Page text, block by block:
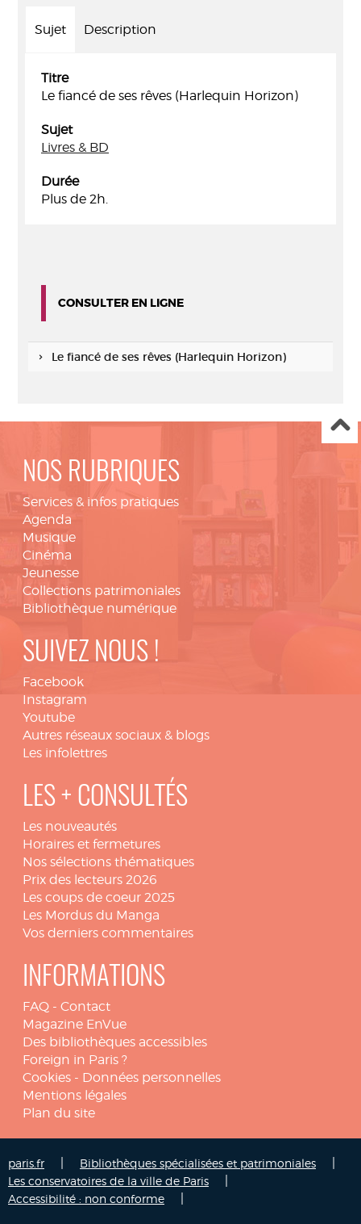
Sujet Description
Titre
Le fiancé de ses rêves (Harlequin Horizon)
Sujet
Livres & BD
Durée
Plus de 2h.
CONSULTER EN LIGNE
Le fiancé de ses rêves (Harlequin Horizon)
NOS RUBRIQUES
Services & infos pratiques
Agenda
Musique
Cinéma
Jeunesse
Collections patrimoniales
Bibliothèque numérique
SUIVEZ NOUS !
Facebook
Instagram
Youtube
Autres réseaux sociaux & blogs
Les infolettres
LES + CONSULTÉS
Les nouveautés
Horaires et fermetures
Nos sélections thématiques
Prix des lecteurs 2026
Les coups de coeur 2025
Les Mordus du Manga
Vos derniers commentaires
INFORMATIONS
FAQ - Contact
Magazine EnVue
Des bibliothèques accessibles
Foreign in Paris ?
Cookies - Données personnelles
Mentions légales
Plan du site
paris.fr Bibliothèques spécialisées et patrimoniales
Les conservatoires de la ville de Paris
Accessibilité : non conforme